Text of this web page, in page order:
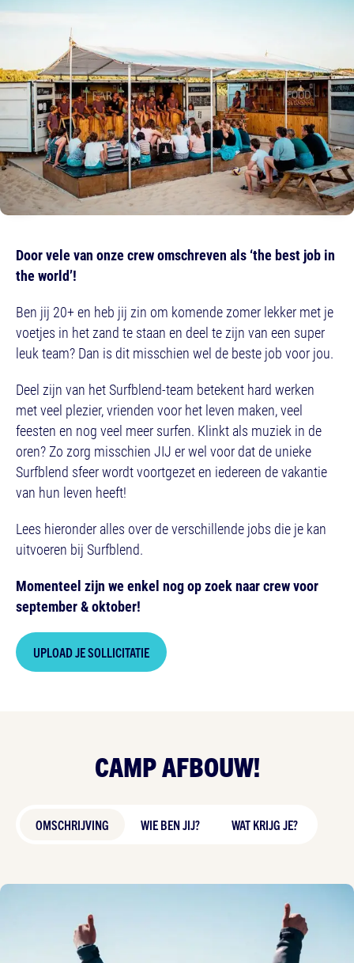
Door vele van onze crew omschreven als ‘the best job in
the world’!
Ben jij 20+ en heb jij zin om komende zomer lekker met je
voetjes in het zand te staan en deel te zijn van een super
leuk team? Dan is dit misschien wel de beste job voor jou.
Deel zijn van het Surfblend-team betekent hard werken
met veel plezier, vrienden voor het leven maken, veel
feesten en nog veel meer surfen. Klinkt als muziek in de
oren? Zo zorg misschien JIJ er wel voor dat de unieke
Surfblend sfeer wordt voortgezet en iedereen de vakantie
van hun leven heeft!
Lees hieronder alles over de verschillende jobs die je kan
uitvoeren bij Surfblend.
Momenteel zijn we enkel nog op zoek naar crew voor
september & oktober!
UPLOAD JE SOLLICITATIE
CAMP AFBOUW!
OMSCHRIJVING WIE BEN JIJ? WAT KRIJG JE?